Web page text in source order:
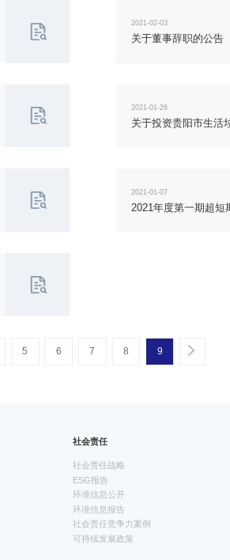
2021-02-03
关于董事辞职的公告
2021-01-26
关于投资贵阳市生活
2021-01-07
2021年度第一期超短
5 6 7 8 9
社会责任
社会责任战略
ESG报告
环境信息公开
环境信息报告
社会责任竞争力案例
可持续发展政策